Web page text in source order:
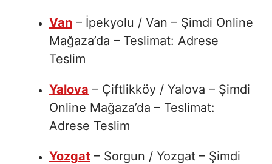
Van – İpekyolu / Van – Şimdi Online
Mağaza’da – Teslimat: Adrese
Teslim
Yalova – Çiftlikköy / Yalova – Şimdi
Online Mağaza’da – Teslimat:
Adrese Teslim
Yozgat – Sorgun / Yozgat – Şimdi